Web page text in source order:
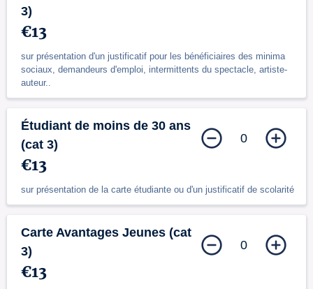
3)
€13
sur présentation d'un justificatif pour les bénéficiaires des minima
sociaux, demandeurs d'emploi, intermittents du spectacle, artiste-
auteur..
Étudiant de moins de 30 ans
(cat 3)
€13
sur présentation de la carte étudiante ou d'un justificatif de scolarité
0
Carte Avantages Jeunes (cat
3)
€13
0